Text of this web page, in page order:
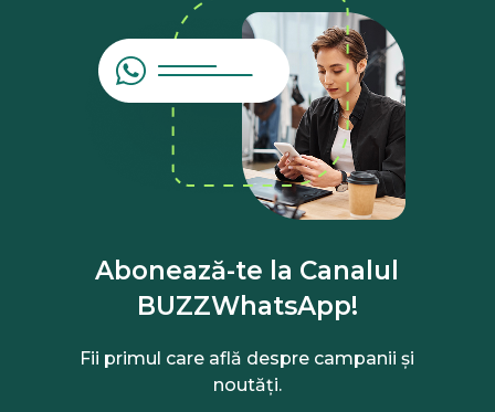
Abonează-te la Canalul
BUZZWhatsApp!
Fii primul care află despre campanii și
noutăți.